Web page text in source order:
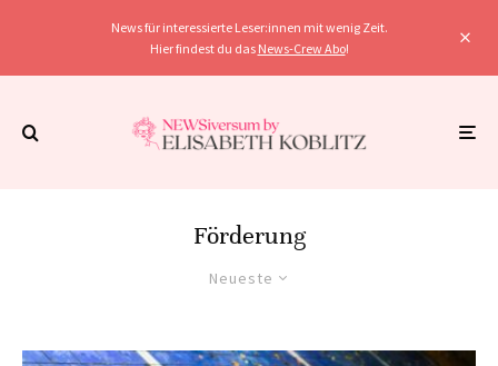
News für interessierte Leser:innen mit wenig Zeit.
Hier findest du das News-Crew Abo!
Förderung
Neueste